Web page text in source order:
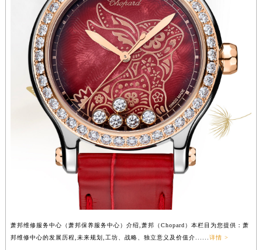
萧邦维修服务中心（萧邦保养服务中心）介绍,萧邦（Chopard）本栏目为您提供：萧
邦维修中心的发展历程,未来规划,工坊、战略、独立意义及价值介......详情 >